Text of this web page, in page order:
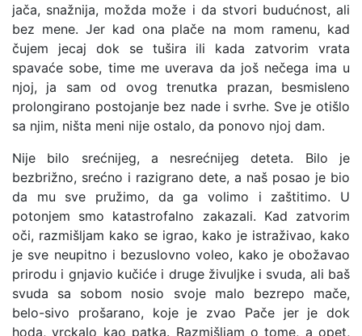
jača, snažnija, možda može i da stvori budućnost, ali
bez mene. Jer kad ona plače na mom ramenu, kad
čujem jecaj dok se tušira ili kada zatvorim vrata
spavaće sobe, time me uverava da još nečega ima u
njoj, ja sam od ovog trenutka prazan, besmisleno
prolongirano postojanje bez nade i svrhe. Sve je otišlo
sa njim, ništa meni nije ostalo, da ponovo njoj dam.
Nije bilo srećnijeg, a nesrećnijeg deteta. Bilo je
bezbrižno, srećno i razigrano dete, a naš posao je bio
da mu sve pružimo, da ga volimo i zaštitimo. U
potonjem smo katastrofalno zakazali. Kad zatvorim
oči, razmišljam kako se igrao, kako je istraživao, kako
je sve neupitno i bezuslovno voleo, kako je obožavao
prirodu i gnjavio kučiće i druge živuljke i svuda, ali baš
svuda sa sobom nosio svoje malo bezrepo mače,
belo-sivo prošarano, koje je zvao Pače jer je dok
hoda, vrckalo kao patka. Razmišljam o tome, a opet,